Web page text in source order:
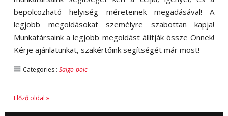
bepolcozható helyiség méreteinek megadásával! A
legjobb megoldásokat személyre szabottan kapja!
Munkatársaink a legjobb megoldást állítják össze Önnek!
Kérje ajánlatunkat, szakértőink segítségét már most!
Categories : Salgo-polc
Előző oldal »